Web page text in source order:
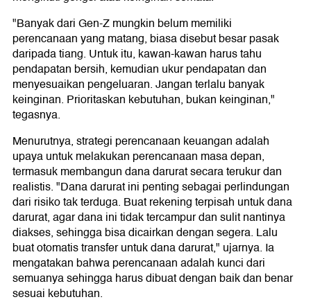
"Banyak dari Gen-Z mungkin belum memiliki
perencanaan yang matang, biasa disebut besar pasak
daripada tiang. Untuk itu, kawan-kawan harus tahu
pendapatan bersih, kemudian ukur pendapatan dan
menyesuaikan pengeluaran. Jangan terlalu banyak
keinginan. Prioritaskan kebutuhan, bukan keinginan,"
tegasnya.
Menurutnya, strategi perencanaan keuangan adalah
upaya untuk melakukan perencanaan masa depan,
termasuk membangun dana darurat secara terukur dan
realistis. "Dana darurat ini penting sebagai perlindungan
dari risiko tak terduga. Buat rekening terpisah untuk dana
darurat, agar dana ini tidak tercampur dan sulit nantinya
diakses, sehingga bisa dicairkan dengan segera. Lalu
buat otomatis transfer untuk dana darurat," ujarnya. Ia
mengatakan bahwa perencanaan adalah kunci dari
semuanya sehingga harus dibuat dengan baik dan benar
sesuai kebutuhan.